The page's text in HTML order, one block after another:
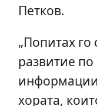
Петков.
„Попитах
развитие
хората,